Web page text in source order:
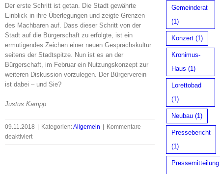
Der erste Schritt ist getan. Die Stadt gewährte
Einblick in ihre Überlegungen und zeigte Grenzen
des Machbaren auf. Dass dieser Schritt von der
Stadt auf die Bürgerschaft zu erfolgte, ist ein
ermutigendes Zeichen einer neuen Gesprächskultur
seitens der Stadtspitze. Nun ist es an der
Bürgerschaft, im Februar ein Nutzungskonzept zur
weiteren Diskussion vorzulegen. Der Bürgerverein
ist dabei – und Sie?
Justus Kampp
09.11.2018 Kategorien:Allgemein
Kommentare
deaktiviertfür
Zukunft
Gemeinderat
(1)
Konzert(1)
Kronimus-
Haus (1)
Lorettobad
(1)
Neubau(1)
Pressebericht
(1)
Pressemitteilung